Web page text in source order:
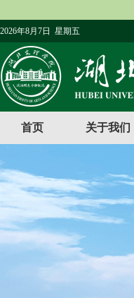
2026年8月7日 星期五
首页 关于我们